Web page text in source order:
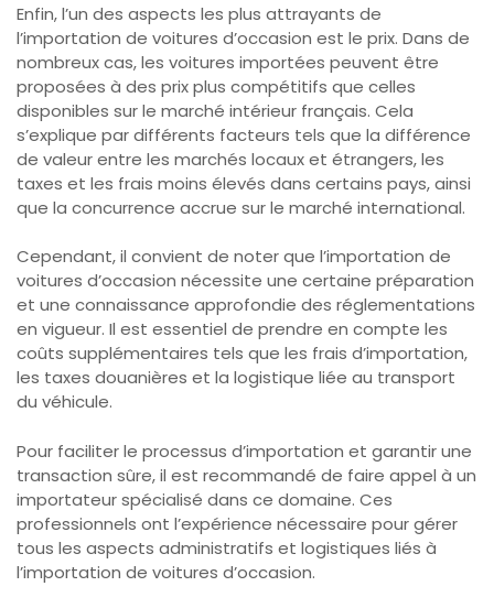
Enfin, l’un des aspects les plus attrayants de
l’importation de voitures d’occasion est le prix. Dans de
nombreux cas, les voitures importées peuvent être
proposées à des prix plus compétitifs que celles
disponibles sur le marché intérieur français. Cela
s’explique par différents facteurs tels que la différence
de valeur entre les marchés locaux et étrangers, les
taxes et les frais moins élevés dans certains pays, ainsi
que la concurrence accrue sur le marché international.
Cependant, il convient de noter que l’importation de
voitures d’occasion nécessite une certaine préparation
et une connaissance approfondie des réglementations
en vigueur. Il est essentiel de prendre en compte les
coûts supplémentaires tels que les frais d’importation,
les taxes douanières et la logistique liée au transport
du véhicule.
Pour faciliter le processus d’importation et garantir une
transaction sûre, il est recommandé de faire appel à un
importateur spécialisé dans ce domaine. Ces
professionnels ont l’expérience nécessaire pour gérer
tous les aspects administratifs et logistiques liés à
l’importation de voitures d’occasion.